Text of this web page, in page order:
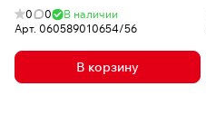
0 0
В наличии
Арт. 060589010654/56
В корзину